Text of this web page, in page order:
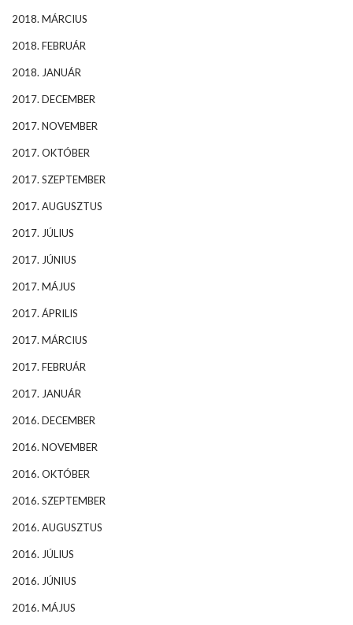
2018. MÁRCIUS
2018. FEBRUÁR
2018. JANUÁR
2017. DECEMBER
2017. NOVEMBER
2017. OKTÓBER
2017. SZEPTEMBER
2017. AUGUSZTUS
2017. JÚLIUS
2017. JÚNIUS
2017. MÁJUS
2017. ÁPRILIS
2017. MÁRCIUS
2017. FEBRUÁR
2017. JANUÁR
2016. DECEMBER
2016. NOVEMBER
2016. OKTÓBER
2016. SZEPTEMBER
2016. AUGUSZTUS
2016. JÚLIUS
2016. JÚNIUS
2016. MÁJUS